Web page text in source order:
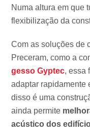
Numa altura em que
flexibilização da
Com as soluções de
Preceram, como a
gesso Gyptec, essa
adaptar rapidamente
disso é uma
ainda permite
acústico dos